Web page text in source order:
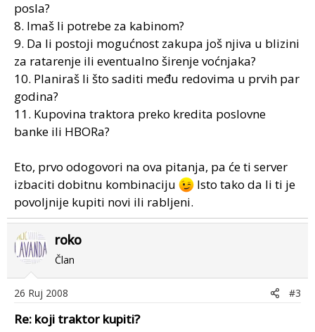
posla?
8. Imaš li potrebe za kabinom?
9. Da li postoji mogućnost zakupa još njiva u blizini
za ratarenje ili eventualno širenje voćnjaka?
10. Planiraš li što saditi među redovima u prvih par
godina?
11. Kupovina traktora preko kredita poslovne
banke ili HBORa?
Eto, prvo odogovori na ova pitanja, pa će ti server
izbaciti dobitnu kombinaciju
Isto tako da li ti je
povoljnije kupiti novi ili rabljeni.
roko
Član
26 Ruj 2008 #3
Re: koji traktor kupiti?